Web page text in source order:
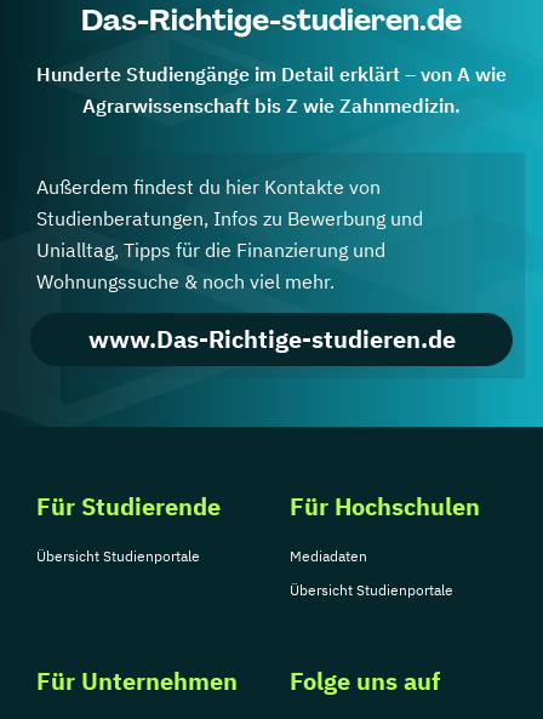
Das-Richtige-studieren.de
Hunderte Studiengänge im Detail erklärt – von A wie
Agrarwissenschaft bis Z wie Zahnmedizin.
Außerdem findest du hier Kontakte von
Studienberatungen, Infos zu Bewerbung und
Unialltag, Tipps für die Finanzierung und
Wohnungssuche & noch viel mehr.
www.Das-Richtige-studieren.de
Für Studierende
Übersicht Studienportale
Für Hochschulen
Mediadaten
Übersicht Studienportale
Für Unternehmen Folge uns auf